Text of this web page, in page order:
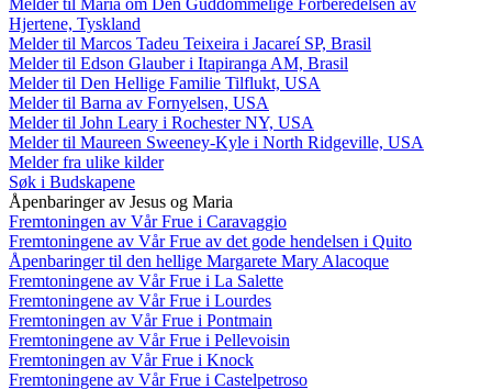
Hjertene, Tyskland
Melder til Marcos Tadeu Teixeira i Jacareí SP, Brasil
Melder til Edson Glauber i Itapiranga AM, Brasil
Melder til Den Hellige Familie Tilflukt, USA
Melder til Barna av Fornyelsen, USA
Melder til John Leary i Rochester NY, USA
Melder til Maureen Sweeney-Kyle i North Ridgeville, USA
Melder fra ulike kilder
Søk i Budskapene
Åpenbaringer av Jesus og Maria
Fremtoningen av Vår Frue i Caravaggio
Fremtoningene av Vår Frue av det gode hendelsen i Quito
Åpenbaringer til den hellige Margarete Mary Alacoque
Fremtoningene av Vår Frue i La Salette
Fremtoningene av Vår Frue i Lourdes
Fremtoningen av Vår Frue i Pontmain
Fremtoningene av Vår Frue i Pellevoisin
Fremtoningen av Vår Frue i Knock
Fremtoningene av Vår Frue i Castelpetroso